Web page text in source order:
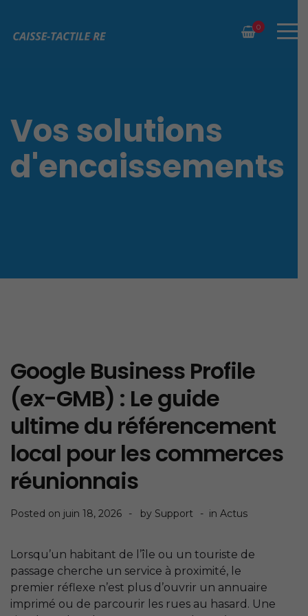
0
Vos solutions
d'encaissements
Google Business Profile
(ex-GMB) : Le guide
ultime du référencement
local pour les commerces
réunionnais
Posted on juin 18, 2026 by Support in Actus
Lorsqu’un habitant de l’île ou un touriste de
passage cherche un service à proximité, le
premier réflexe n’est plus d’ouvrir un annuaire
imprimé ou de parcourir les rues au hasard. Une